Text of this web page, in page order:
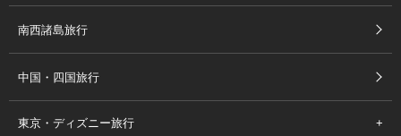
南西諸島旅行
中国・四国旅行
東京・ディズニー旅行